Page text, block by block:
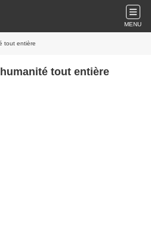
MENU
tout entière
tout entière